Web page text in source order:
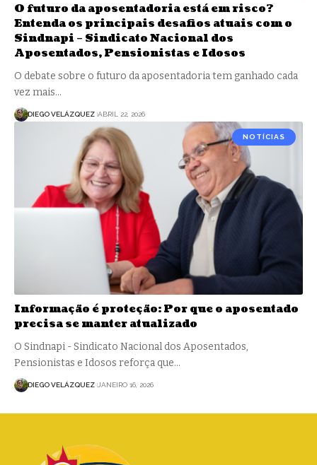
O futuro da aposentadoria está em risco?
Entenda os principais desafios atuais com o
Sindnapi – Sindicato Nacional dos
Aposentados, Pensionistas e Idosos
O debate sobre o futuro da aposentadoria tem ganhado cada
vez mais…
DIEGO VELÁZQUEZ ABRIL 22, 2026
NOTÍCIAS
Informação é proteção: Por que o aposentado
precisa se manter atualizado
O Sindnapi - Sindicato Nacional dos Aposentados,
Pensionistas e Idosos reforça que…
DIEGO VELÁZQUEZ JANEIRO 16, 2026